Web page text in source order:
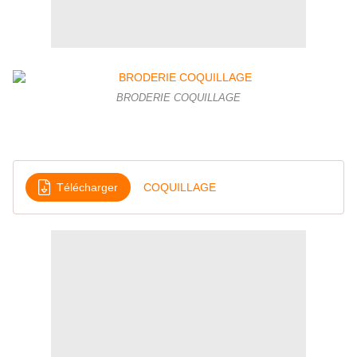
BRODERIE COQUILLAGE
Télécharger COQUILLAGE